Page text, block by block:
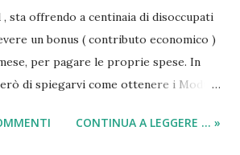
sta offrendo a centinaia di disoccupati
un bonus ( contributo economico )
per pagare le proprie spese. In
di spiegarvi come ottenere i Moduli
euro al mese per nucleo familiare),
CONTINUA A LEGGERE ... »